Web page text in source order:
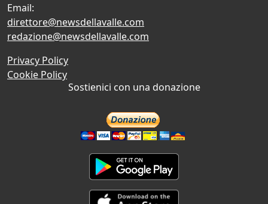
Email:
direttore@newsdellavalle.com
redazione@newsdellavalle.com
Privacy Policy
Cookie Policy
Sostienici con una donazione